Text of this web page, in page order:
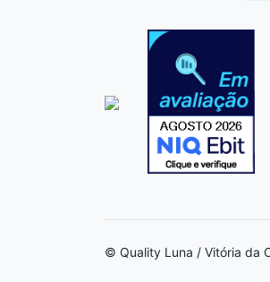
© Quality Luna / Vitória da